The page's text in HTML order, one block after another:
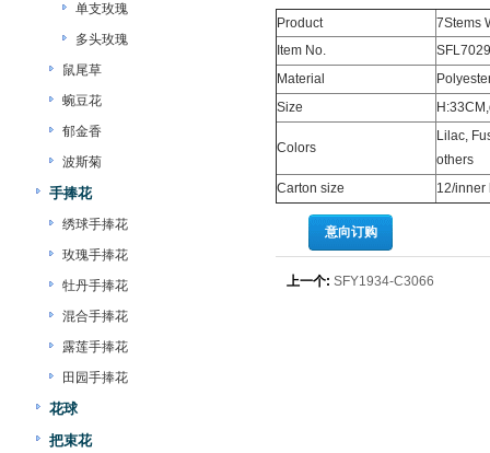
单支玫瑰
多头玫瑰
鼠尾草
蜿豆花
郁金香
波斯菊
手捧花
绣球手捧花
玫瑰手捧花
牡丹手捧花
混合手捧花
露莲手捧花
田园手捧花
花球
把束花
Product
7Stems
Item No.
Material
Size
Colors
Lilac,
others
Carton size
12/inner
意向订购
上一个: SFY1934-C3066